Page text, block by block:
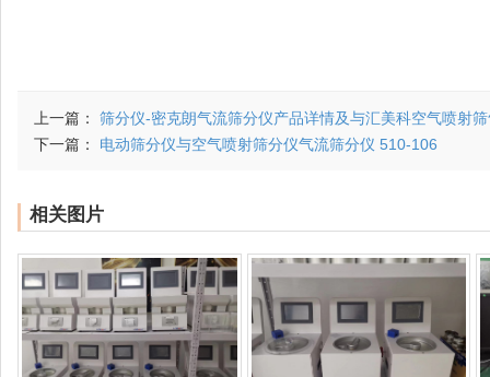
上一篇： 筛分仪-密克朗气流筛分仪产品详情及与汇美科空气喷射
下一篇： 电动筛分仪与空气喷射筛分仪气流筛分仪 510-106
相关图片